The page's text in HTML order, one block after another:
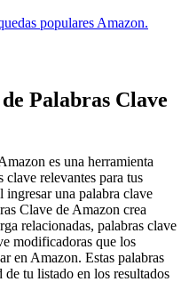
populares Amazon.
Palabras Clave
es una herramienta
clave relevantes para tus
una palabra clave
Clave de Amazon crea
relacionadas, palabras clave
modificadoras que los
en Amazon. Estas palabras
tu listado en los resultados